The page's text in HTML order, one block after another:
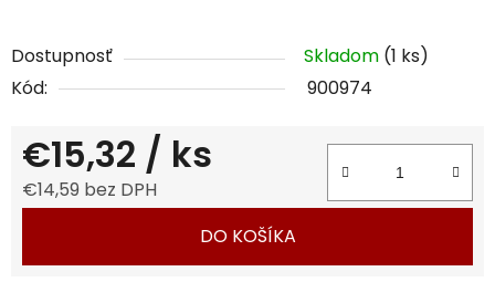
Dostupnosť Skladom (1 ks)
Kód:
900974
€15,32 / ks
€14,59 bez DPH
DO KOŠÍKA